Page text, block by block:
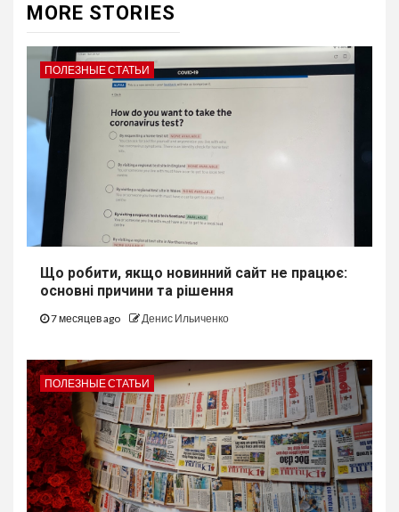
MORE STORIES
ПОЛЕЗНЫЕ СТАТЬИ
Що робити, якщо новинний сайт не працює:
основні причини та рішення
7 месяцев ago Денис Ильиченко
ПОЛЕЗНЫЕ СТАТЬИ